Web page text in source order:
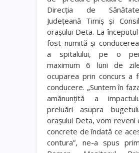
Direcţia de
Judeţeană Timiş şi
oraşului Deta. La
fost numită şi
a spitalului, pe o
maximum 6 luni de
ocuparea prin concurs a
conducere. „Suntem în
amănunţită a
preluări asupra
oraşului Deta, vom reveni
concrete de îndată ce
contura”, ne-a spus